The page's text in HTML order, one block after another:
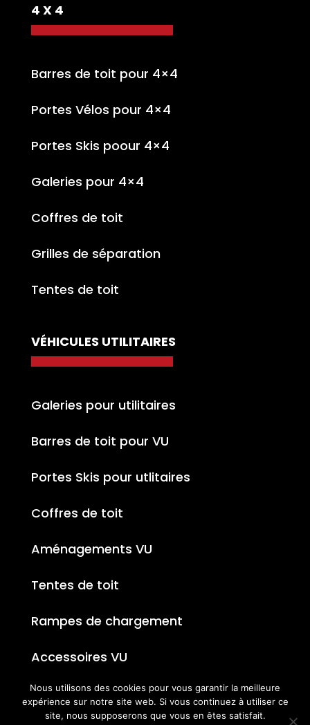
4 X 4
Barres de toit pour 4×4
Portes Vélos pour 4×4
Portes Skis poour 4×4
Galeries pour 4×4
Coffres de toit
Grilles de séparation
Tentes de toit
VÉHICULES UTILITAIRES
Galeries pour utilitaires
Barres de toit pour VU
Portes Skis pour utlitaires
Coffres de toit
Aménagements VU
Tentes de toit
Rampes de chargement
Accessoires VU
Nous utilisons des cookies pour vous garantir la meilleure
expérience sur notre site web. Si vous continuez à utiliser ce
site, nous supposerons que vous en êtes satisfait.